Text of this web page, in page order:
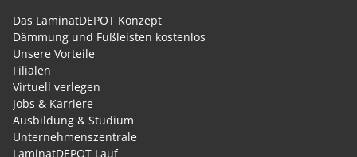
Das LaminatDEPOT Konzept
Dämmung und Fußleisten kostenlos
Unsere Vorteile
Filialen
Virtuell verlegen
Jobs & Karriere
Ausbildung & Studium
Unternehmenszentrale
LaminatDEPOT Lauf